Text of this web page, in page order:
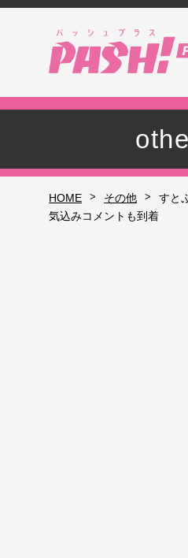
HOME > その他 >
すと
気込みコメントも到着